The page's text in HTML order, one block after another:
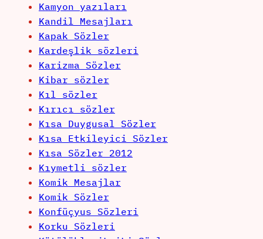
Kamyon yazıları
Kandil Mesajları
Kapak Sözler
Kardeşlik sözleri
Karizma Sözler
Kibar sözler
Kıl sözler
Kırıcı sözler
Kısa Duygusal Sözler
Kısa Etkileyici Sözler
Kısa Sözler 2012
Kıymetli sözler
Komik Mesajlar
Komik Sözler
Konfüçyus Sözleri
Korku Sözleri